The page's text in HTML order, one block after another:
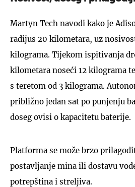
Martyn Tech navodi kako je
radijus 20 kilometara, uz
kilograma. Tijekom ispitivanja
kilometara noseći 12 kilograma
s teretom od 3 kilograma.
približno jedan sat po punjenju
doseg ovisi o kapacitetu baterije.
Platforma se može brzo
postavljanje mina ili dostavu
potrepština i streljiva.